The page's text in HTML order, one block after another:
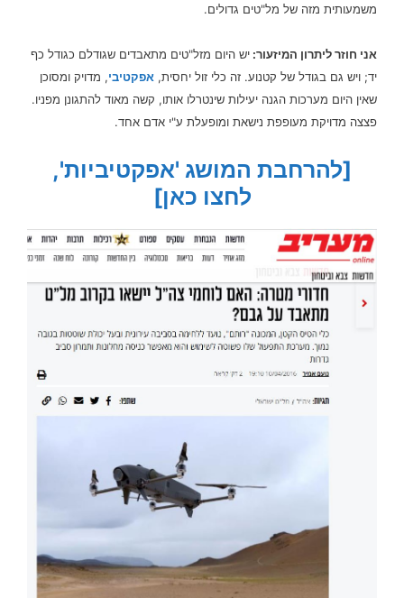
משמעותית מזה של מל"טים גדולים.
אני חוזר ליתרון המיזעור: יש היום מזל"טים מתאבדים שגודלם כגודל כף
יד; ויש גם בגודל של קטנוע. זה כלי זול יחסית, אפקטיבי, מדויק ומסוכן
שאין היום מערכות הגנה יעילות שינטרלו אותו, קשה מאוד להתגונן מפניו.
פצצה מדויקת מעופפת נישאת ומופעלת ע"י אדם אחד.
[להרחבת המושג 'אפקטיביות',
לחצו כאן]